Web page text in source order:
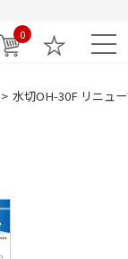
0
水切OH-30F リニュ